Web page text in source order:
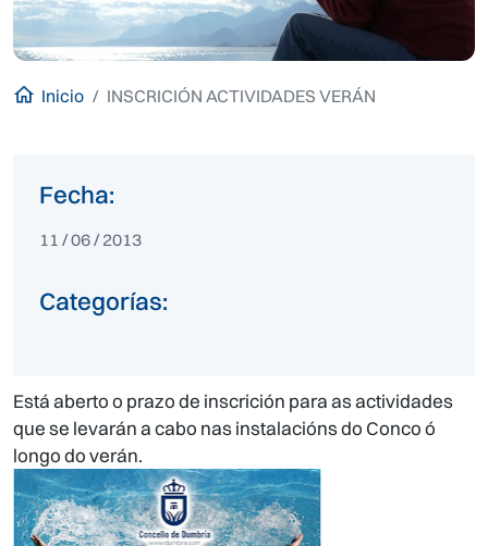
Inicio INSCRICIÓN ACTIVIDADES VERÁN
Fecha:
11 / 06 / 2013
Categorías:
Está aberto o prazo de inscrición para as actividades
que se levarán a cabo nas instalacións do Conco ó
longo do verán.